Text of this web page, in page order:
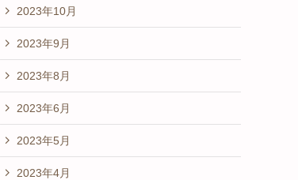
2023年10月
2023年9月
2023年8月
2023年6月
2023年5月
2023年4月